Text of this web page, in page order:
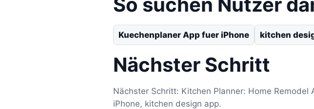
Kuechenplaner App fuer iPhone kitchen
Nächster Schritt
Nächster Schritt: Kitchen Planner: Home
iPhone, kitchen design app.